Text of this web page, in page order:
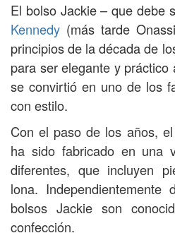
El bolso Jackie – que debe
Kennedy (más tarde
principios de la década de
para ser elegante y
se convirtió en uno de los
con estilo.
Con el paso de los años,
ha sido fabricado en una
diferentes, que incluyen
lona.
bolsos Jackie son
confección.